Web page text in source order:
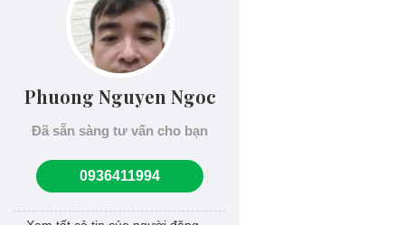
Phuong Nguyen Ngoc
Đã sẵn sàng tư vấn cho bạn
0936411994